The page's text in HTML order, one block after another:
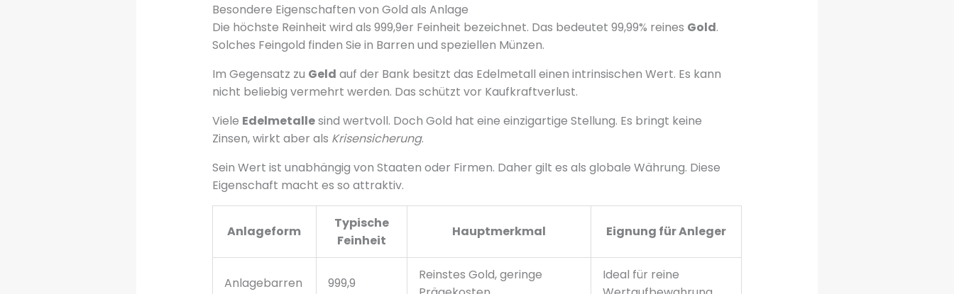
Besondere Eigenschaften von Gold als Anlage
Die höchste Reinheit wird als 999,9er Feinheit bezeichnet. Das bedeutet 99,99% reines Gold.
Solches Feingold finden Sie in Barren und speziellen Münzen.
Im Gegensatz zu Geld auf der Bank besitzt das Edelmetall einen intrinsischen Wert. Es kann
nicht beliebig vermehrt werden. Das schützt vor Kaufkraftverlust.
Viele Edelmetallesind wertvoll. Doch Gold hat eine einzigartige Stellung. Es bringt keine
Zinsen, wirkt aber als Krisensicherung.
Sein Wert ist unabhängig von Staaten oder Firmen. Daher gilt es als globale Währung. Diese
Eigenschaft macht es so attraktiv.
Anlageform
Typische
Feinheit
Hauptmerkmal Eignung für Anleger
Anlagebarren 999,9
Reinstes Gold, geringe
Ideal für reine